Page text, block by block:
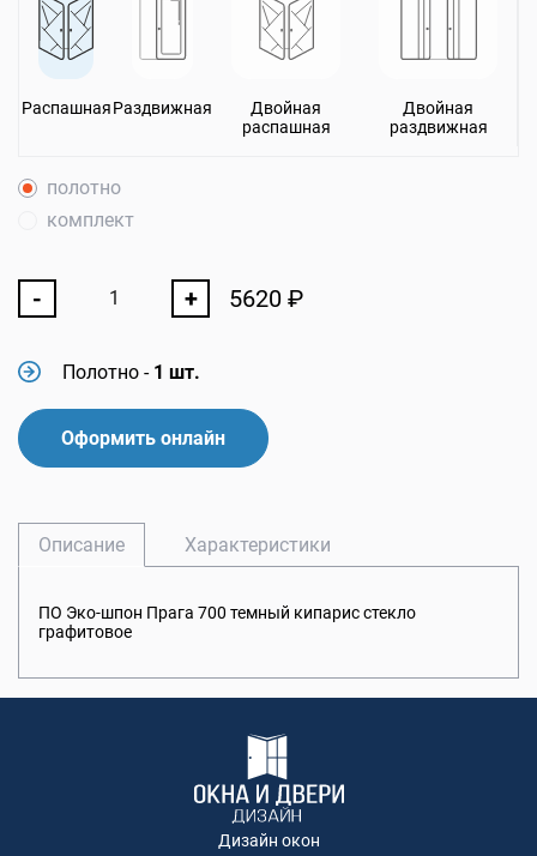
РаспашнаяРаздвижная
Двойная
распашная
Двойная
раздвижная
полотно
комплект
- + 5620 ₽
Полотно - 1 шт.
Оформить онлайн
Описание Характеристики
ПО Эко-шпон Прага 700 темный кипарис стекло
графитовое
Дизайн окон